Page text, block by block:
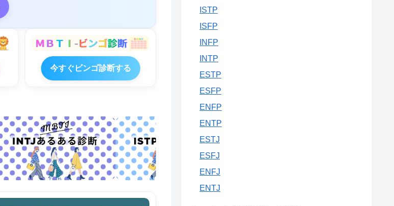
今すぐビンゴ診断する
ISTP
ISFP
INFP
INTP
ESTP
ESFP
ENFP
ENTP
ESTJ
ESFJ
ENFJ
ENTJ